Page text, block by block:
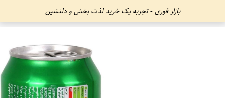
بازار فوری - تجربه یک خرید لذت بخش و دلنشین